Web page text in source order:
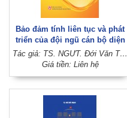
Bảo đảm tính liên tục và phát
triển của đội ngũ cán bộ diện
ban thường vụ tỉnh ủy quản lý
ở đồng bằng sông Hồng giai
chỉnh sửa, bổ sung)
Tác giả: TS. NGƯT. Đới Văn Tặng
Giá tiền: Liên hệ